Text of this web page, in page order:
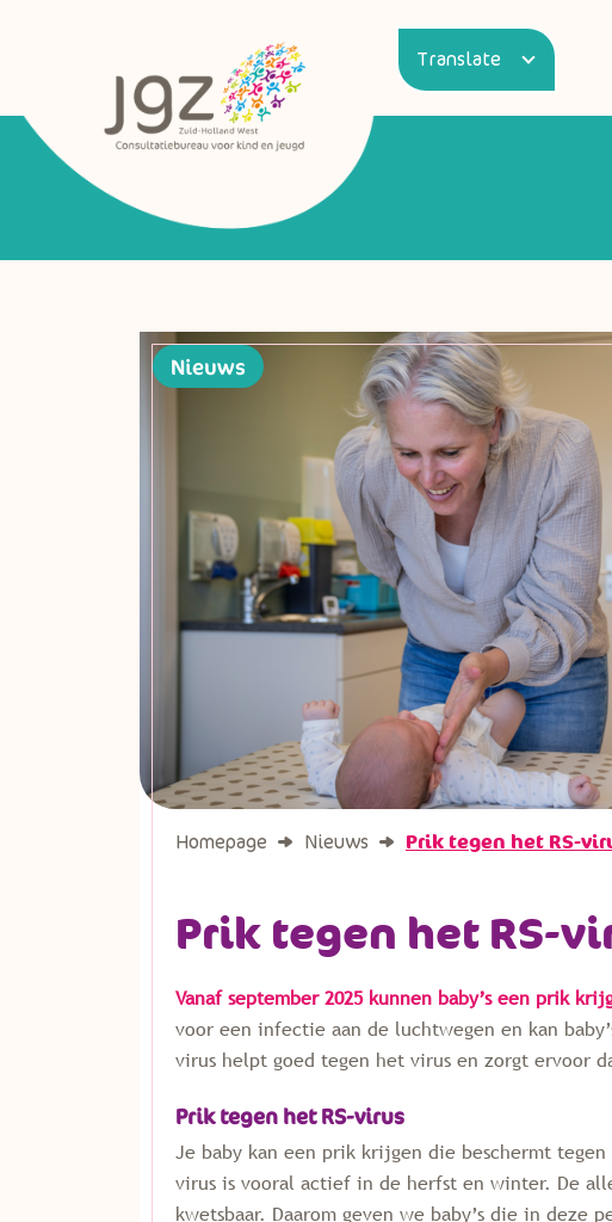
Nieuws
Homepage Nieuws Prik tegen het RS-
Prik tegen het RS-
Vanaf september 2025 kunnen baby’s een prik
voor een infectie aan de luchtwegen en kan
virus helpt goed tegen het virus en zorgt ervoor
Prik tegen het RS-virus
Je baby kan een prik krijgen die beschermt
virus is vooral actief in de herfst en winter. De
kwetsbaar. Daarom geven we baby’s die in deze